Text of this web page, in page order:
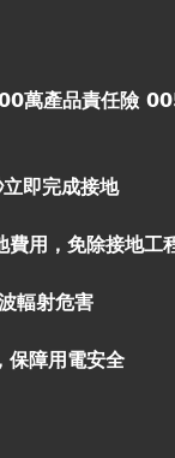
萬產品責任險
即完成接地
用，免除接地工
輻射危害
保障用電安全